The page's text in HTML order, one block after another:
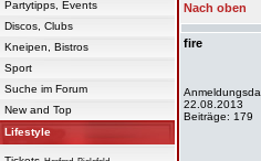
Partytipps, Events
Discos, Clubs
Kneipen, Bistros
Sport
Suche im Forum
New and Top
Lifestyle
Nach oben
fire
22.08.2013
Beiträge: 179